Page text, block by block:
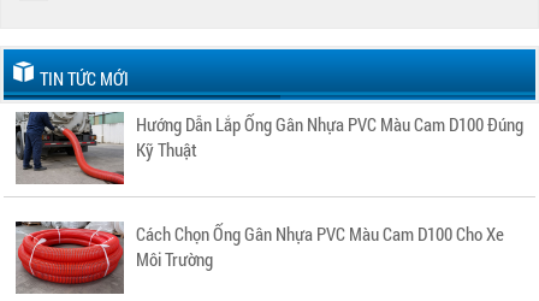
TIN TỨC MỚI
Hướng Dẫn Lắp Ống Gân Nhựa PVC Màu Cam D100 Đúng
Kỹ Thuật
Cách Chọn Ống Gân Nhựa PVC Màu Cam D100 Cho Xe
Môi Trường